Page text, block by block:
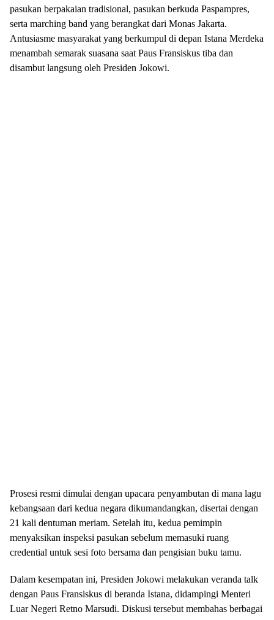
pasukan berpakaian tradisional, pasukan berkuda Paspampres,
serta marching band yang berangkat dari Monas Jakarta.
Antusiasme masyarakat yang berkumpul di depan Istana Merdeka
menambah semarak suasana saat Paus Fransiskus tiba dan
disambut langsung oleh Presiden Jokowi.
Prosesi resmi dimulai dengan upacara penyambutan di mana lagu
kebangsaan dari kedua negara dikumandangkan, disertai dengan
21 kali dentuman meriam. Setelah itu, kedua pemimpin
menyaksikan inspeksi pasukan sebelum memasuki ruang
credential untuk sesi foto bersama dan pengisian buku tamu.
Dalam kesempatan ini, Presiden Jokowi melakukan veranda talk
dengan Paus Fransiskus di beranda Istana, didampingi Menteri
Luar Negeri Retno Marsudi. Diskusi tersebut membahas berbagai